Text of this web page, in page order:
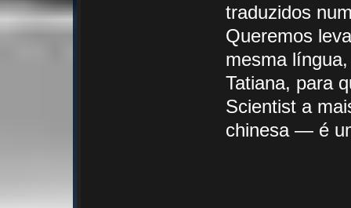
traduzidos
Queremos
mesma
Tatiana, para
Scientist a
chinesa — é